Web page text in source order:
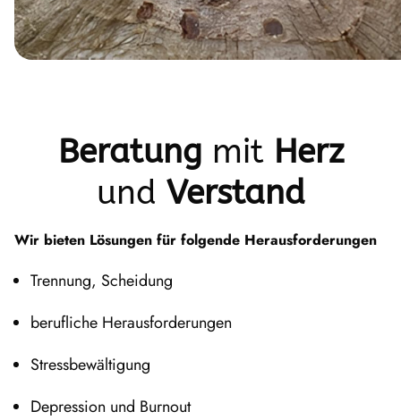
Beratung mit Herz
und Verstand
Wir bieten Lösungen für folgende Herausforderungen
Trennung, Scheidung
berufliche Herausforderungen
Stressbewältigung
Depression und Burnout